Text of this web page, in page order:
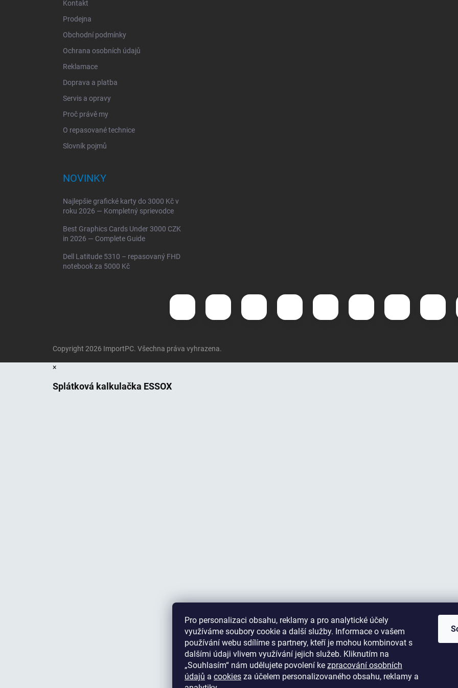
Pro personalizaci obsahu, reklamy a pro analytické účely
využíváme soubory cookie a další služby. Informace o vašem
používání webu sdílíme s partnery, kteří je mohou kombinovat s
dalšími údaji vlivem využívání jejich služeb. Kliknutím na
„Souhlasím“ nám udělujete povolení ke zpracování osobních
údajů a cookies za účelem personalizovaného obsahu, reklamy a
Kontakt
Prodejna
Obchodní podmínky
Ochrana osobních údajů
Reklamace
Doprava a platba
Servis a opravy
Proč právě my
O repasované technice
Slovník pojmů
NOVINKY
Najlepšie grafické karty do 3000 Kč v
roku 2026 — Kompletný sprievodce
Best Graphics Cards Under 3000 CZK
in 2026 — Complete Guide
Dell Latitude 5310 – repasovaný FHD
notebook za 5000 Kč
Copyright 2026 ImportPC. Všechna práva vyhrazena.
×
Splátková kalkulačka ESSOX